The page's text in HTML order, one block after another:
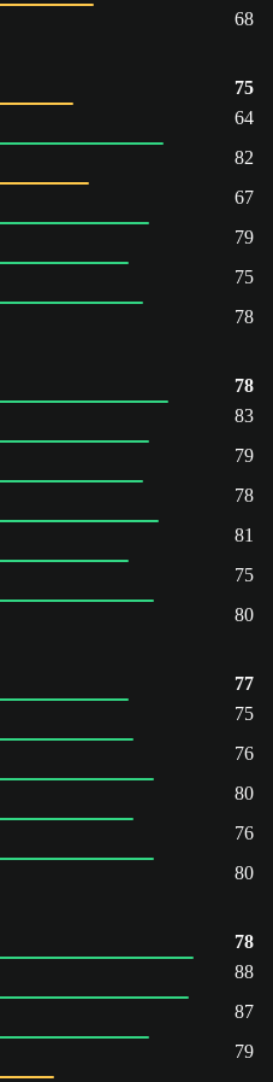
68
75
64
82
67
79
75
78
78
83
79
78
81
75
80
77
75
76
80
76
80
78
88
87
79